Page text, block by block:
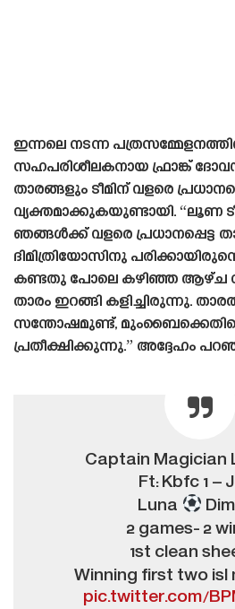
ഇന്നലെ നടന്ന പത്രസമ്മേളനത്തിൽ
സഹപരിശീലകനായ ഫ്രാങ്ക്
താരങ്ങളും ടീമിന് വളരെ
വ്യക്തമാക്കുകയുണ്ടായി. “ലൂണ
ഞങ്ങൾക്ക് വളരെ പ്രധാനപ്പെട്ട
ദിമിത്രിയോസിനു
കണ്ടതു പോലെ കഴിഞ്ഞ ആഴ്‌ച
താരം ഇറങ്ങി കളിച്ചിരുന്നു.
സന്തോഷമുണ്ട്,
പ്രതീക്ഷിക്കുന്നു.” അദ്ദേഹം
Captain Magician
Ft: Kbfc 1 –
Luna
2 games- 2
1st clean
Winning first two isl
pic.twitter.com/